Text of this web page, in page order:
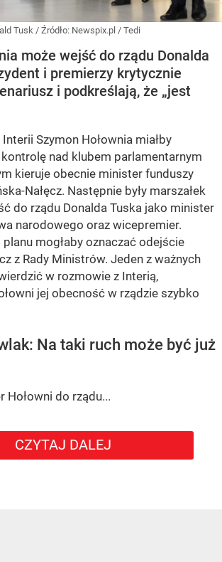
Tusk / Źródło: Newspix.pl / Tedi
może wejść do rządu Donalda
i premierzy krytycznie
i podkreślają, że „jest
Szymon Hołownia miałby
nad klubem parlamentarnym
kieruje obecnie minister funduszy
Nałęcz. Następnie były marszałek
do rządu Donalda Tuska jako minister
narodowego oraz wicepremier.
mogłaby oznaczać odejście
z Rady Ministrów. Jeden z ważnych
w rozmowie z Interią,
jej obecność w rządzie szybko
Na taki ruch może być już
Hołowni do rządu...
CZYTAJ DALEJ